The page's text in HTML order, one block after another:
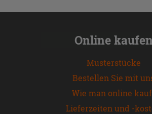
Online kaufen
Musterstücke
Bestellen Sie mit
Wie man online
Lieferzeiten und -